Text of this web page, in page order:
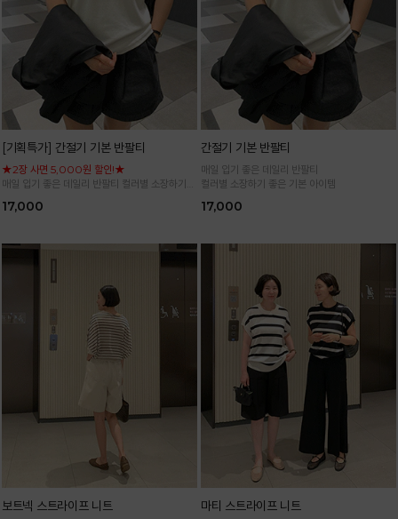
[기획특가] 간절기 기본 반팔티
★2장 사면 5,000원 할인!★
매일 입기 좋은 데일리 반팔티 컬러별 소장하기
17,000
간절기 기본 반팔티
매일 입기 좋은 데일리 반팔티
컬러별 소장하기 좋은 기본 아이템
17,000
보트넥 스트라이프 니트 마티 스트라이프 니트